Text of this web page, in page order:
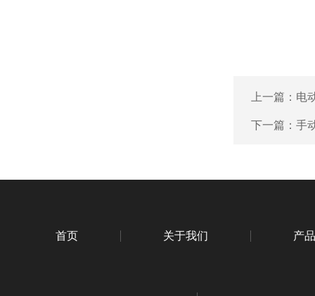
上一篇： 电
下一篇： 手
首页 关于我们 产